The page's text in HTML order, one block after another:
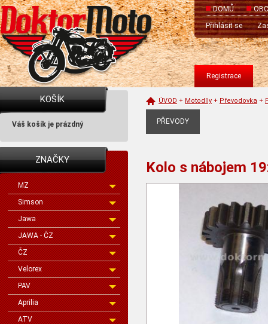
DOMŮ
Přihlásit se
Registrace
KOŠÍK
Váš košík je prázdný
ZNAČKY
MZ
Simson
Jawa
JAWA - ČZ
ČZ
Velorex
PAV
Aprilia
ATV
ÚVOD + Motodíly + Převodovka +
PŘEVODY
Kolo s nábojem